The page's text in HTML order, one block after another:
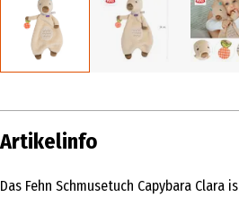
Artikelinfo
Das Fehn Schmusetuch Capybara